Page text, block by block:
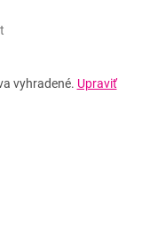
vyhradené. Upraviť